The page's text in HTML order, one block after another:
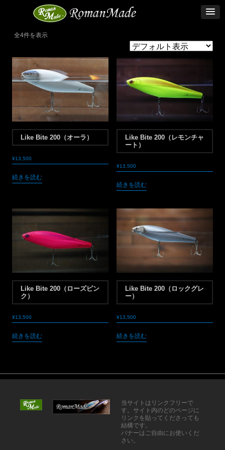
全4件を表示
Like Bite 200（オーラ）
¥13,500
続きを読む
Like Bite 200（レモンチャ
ート）
¥13,500
続きを読む
Like Bite 200（ローズピン
ク）
¥13,500
続きを読む
Like Bite 200（ロックグレ
ー）
¥13,500
続きを読む
当サイトはリンクフリーで
す。サイト内のどのページに
リンクを貼ってくださっても
結構です。
バナーはご自由にお使いくだ
さい。